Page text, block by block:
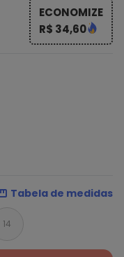
ECONOMIZE
R$ 34,60
Tabela de medidas
14